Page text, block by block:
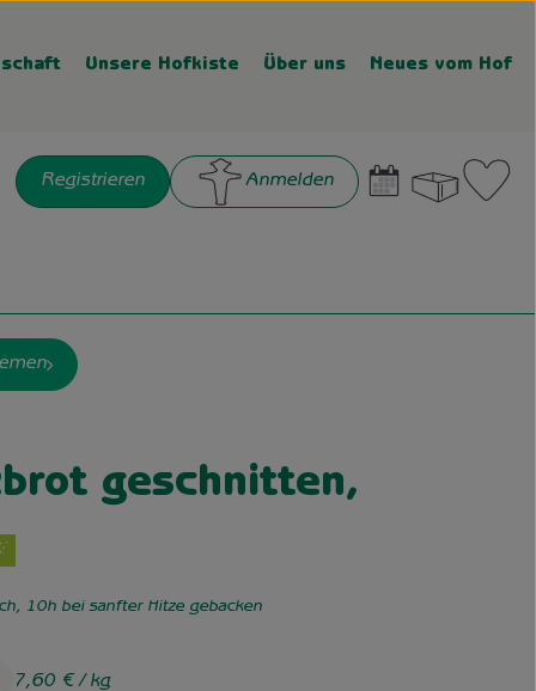
Unsere Hofkiste Über uns Neues vom Hof
Registrieren Anmelden
geschnitten,
10h bei sanfter Hitze gebacken
7,60 €/ kg